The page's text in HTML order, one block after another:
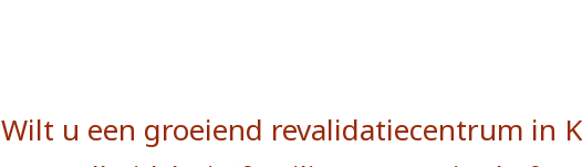
Wilt u een groeiend revalidatiecentrum in